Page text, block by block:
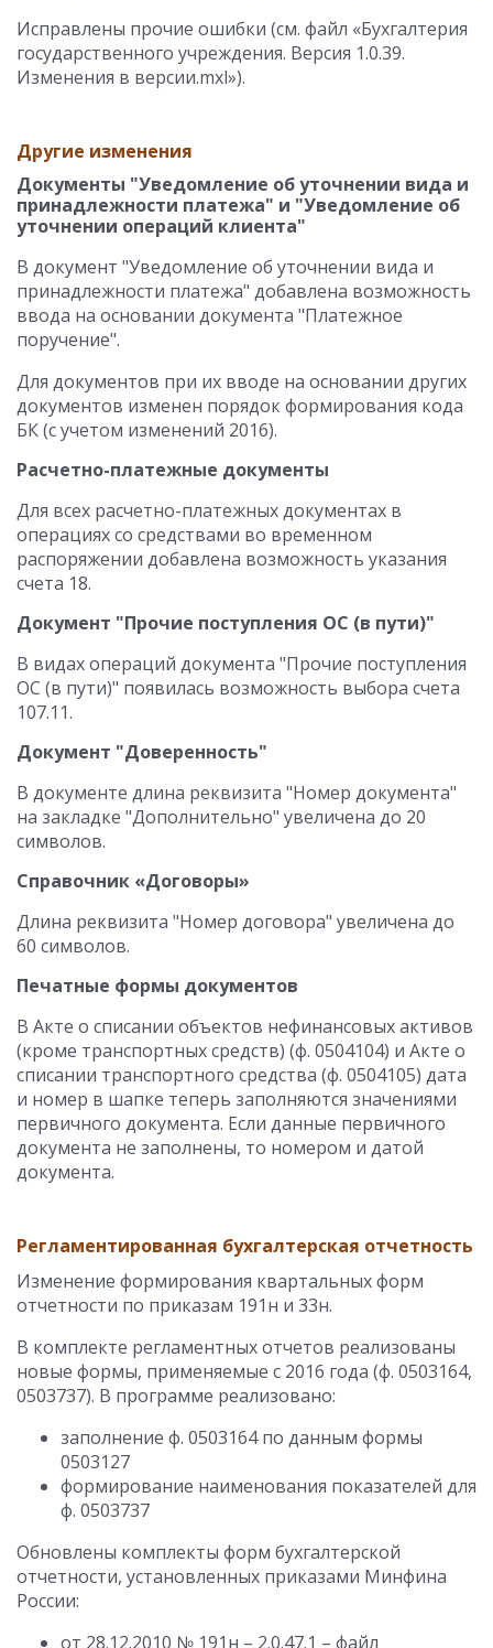
Исправлены прочие ошибки (см. файл «Бухгалтерия
государственного учреждения. Версия 1.0.39.
Изменения в версии.mxl»).
Другие изменения
Документы "Уведомление об уточнении вида и
принадлежности платежа" и "Уведомление об
уточнении операций клиента"
В документ "Уведомление об уточнении вида и
принадлежности платежа" добавлена возможность
ввода на основании документа "Платежное
поручение".
Для документов при их вводе на основании других
документов изменен порядок формирования кода
БК (с учетом изменений 2016).
Расчетно-платежные документы
Для всех расчетно-платежных документах в
операциях со средствами во временном
распоряжении добавлена возможность указания
счета 18.
Документ "Прочие поступления ОС (в пути)"
В видах операций документа "Прочие поступления
ОС (в пути)" появилась возможность выбора счета
107.11.
Документ "Доверенность"
В документе длина реквизита "Номер документа"
на закладке "Дополнительно" увеличена до 20
символов.
Справочник «Договоры»
Длина реквизита "Номер договора" увеличена до
60 символов.
Печатные формы документов
В Акте о списании объектов нефинансовых активов
(кроме транспортных средств) (ф. 0504104) и Акте о
списании транспортного средства (ф. 0504105) дата
и номер в шапке теперь заполняются значениями
первичного документа. Если данные первичного
документа не заполнены, то номером и датой
документа.
Регламентированная бухгалтерская отчетность
Изменение формирования квартальных форм
отчетности по приказам 191н и 33н.
В комплекте регламентных отчетов реализованы
новые формы, применяемые с 2016 года (ф. 0503164,
0503737). В программе реализовано:
заполнение ф. 0503164 по данным формы
0503127
формирование наименования показателей для
ф. 0503737
Обновлены комплекты форм бухгалтерской
отчетности, установленных приказами Минфина
России:
от 28.12.2010 № 191н – 2.0.47.1 – файл